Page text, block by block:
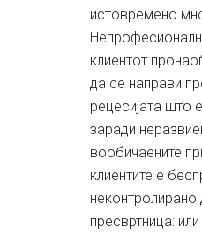
истовремено
клиентот
да се направи
рецесијата што
заради
вообичаените
клиентите е
неконтролирано
пресвртница: